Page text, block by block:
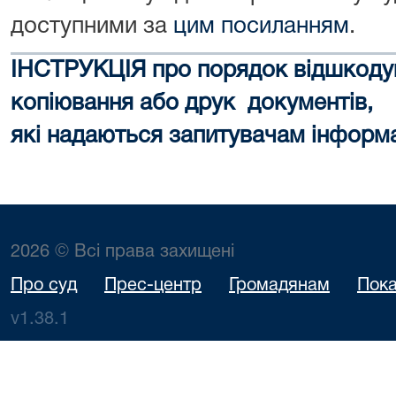
доступними за цим посиланням.
ІНСТРУКЦІЯ про порядок
копіювання або друк документів,
які надаються запитувачам
2026 © Всі права захищені
Про суд Прес-центр Громадянам
v1.38.1